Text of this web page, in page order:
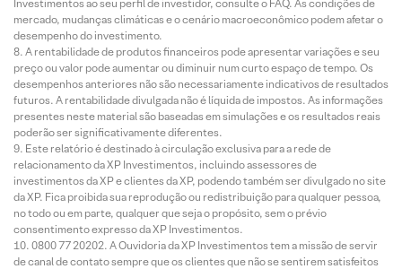
Investimentos ao seu perfil de investidor, consulte o FAQ. As condições de
mercado, mudanças climáticas e o cenário macroeconômico podem afetar o
desempenho do investimento.
A rentabilidade de produtos financeiros pode apresentar variações e seu
preço ou valor pode aumentar ou diminuir num curto espaço de tempo. Os
desempenhos anteriores não são necessariamente indicativos de resultados
futuros. A rentabilidade divulgada não é líquida de impostos. As informações
presentes neste material são baseadas em simulações e os resultados reais
poderão ser significativamente diferentes.
Este relatório é destinado à circulação exclusiva para a rede de
relacionamento da XP Investimentos, incluindo assessores de
investimentos da XP e clientes da XP, podendo também ser divulgado no site
da XP. Fica proibida sua reprodução ou redistribuição para qualquer pessoa,
no todo ou em parte, qualquer que seja o propósito, sem o prévio
consentimento expresso da XP Investimentos.
0800 77 20202. A Ouvidoria da XP Investimentos tem a missão de servir
de canal de contato sempre que os clientes que não se sentirem satisfeitos